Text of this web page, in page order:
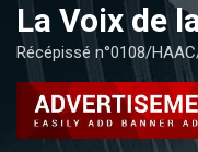
La Voix de
Récépissé n°0108/